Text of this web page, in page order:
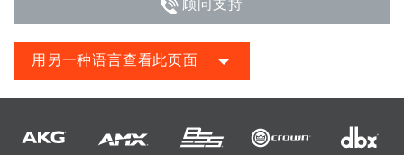
顾问支持
用另一种语言查看此页面